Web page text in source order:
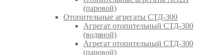
(паровой)
Отопительные агрегаты СТД-300
Агрегат отопительный СТД-300
(водяной)
Агрегат отопительный СТД-300
(паровой)